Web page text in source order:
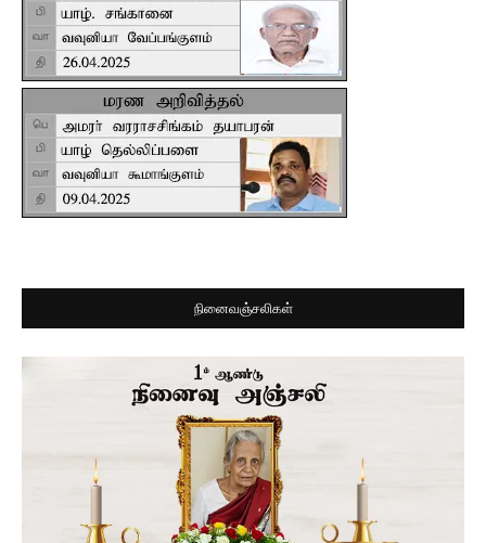
நினைவஞ்சலிகள்